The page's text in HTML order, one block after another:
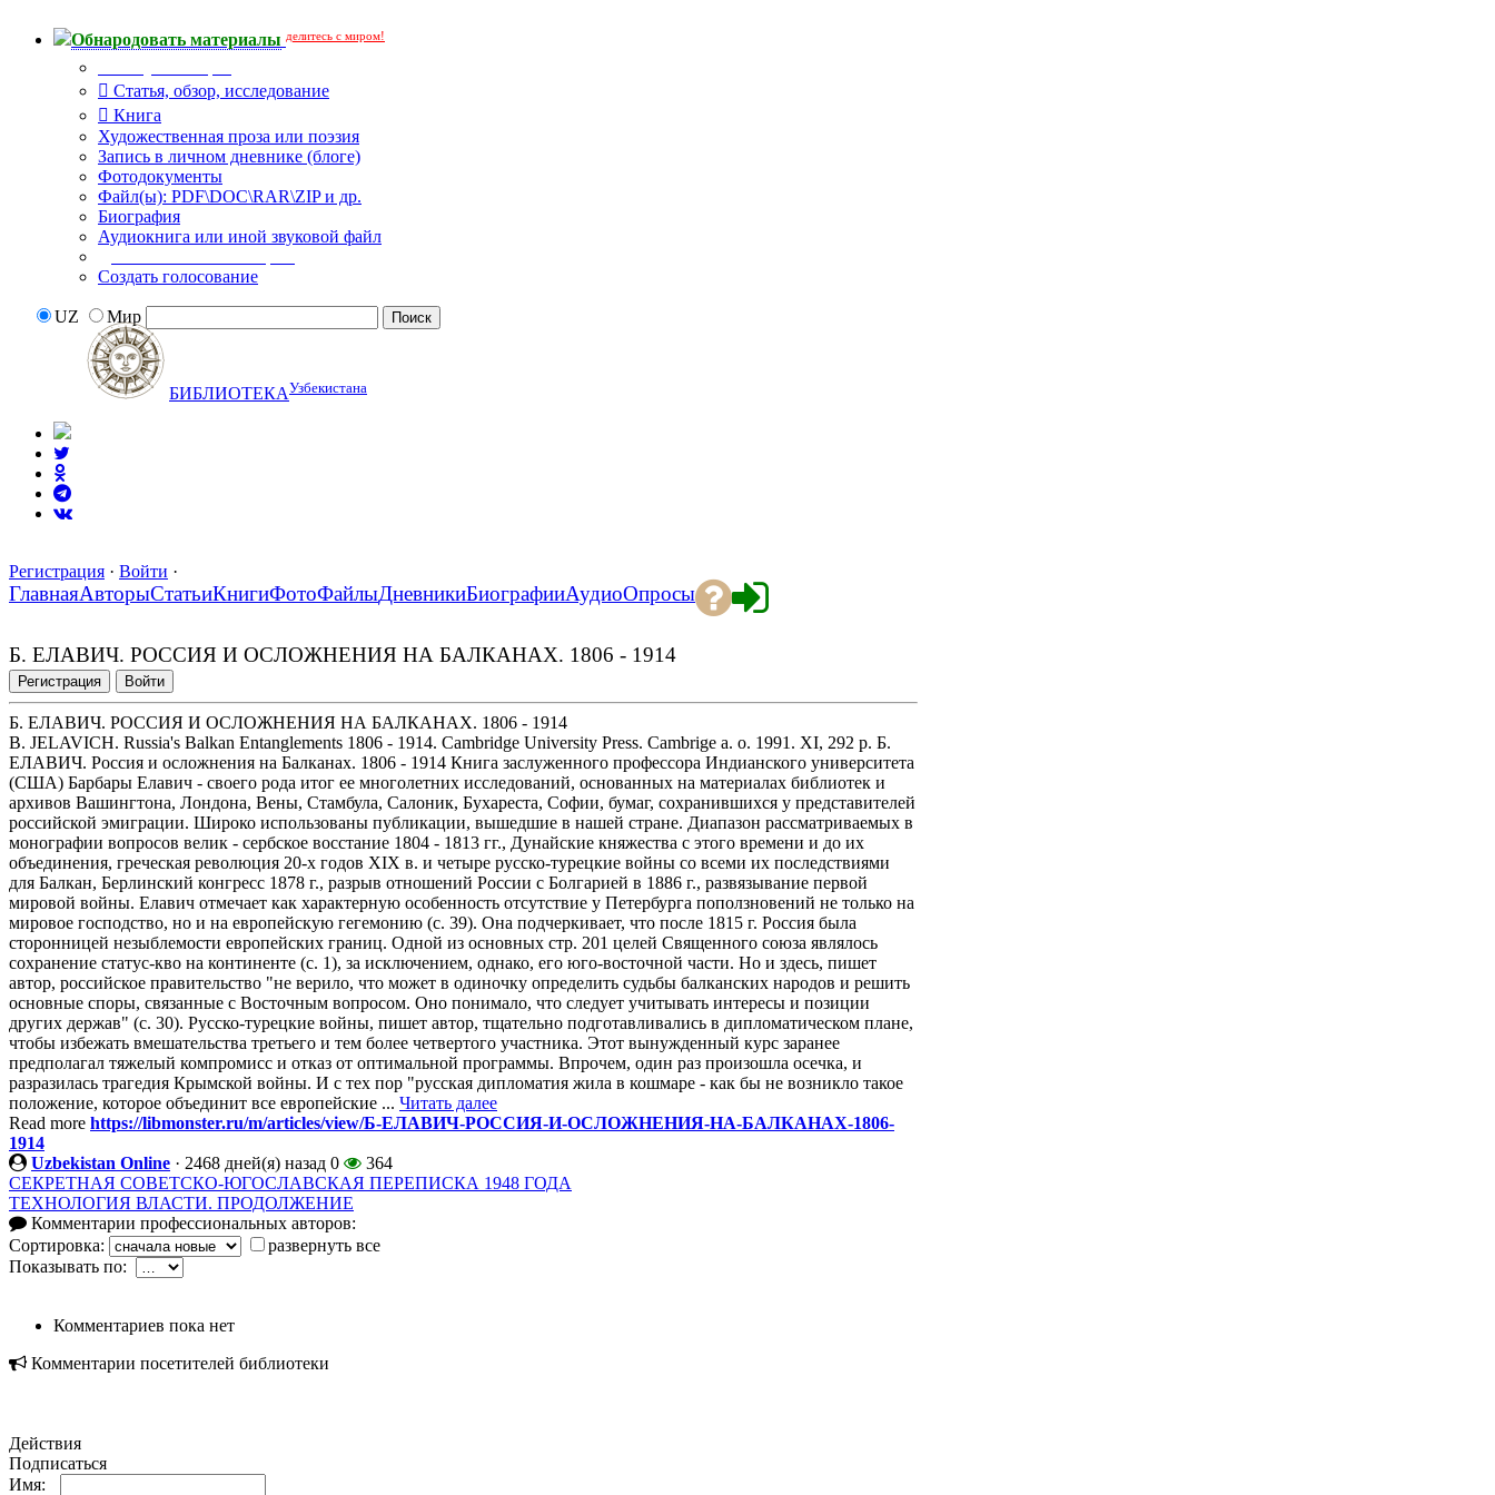
Обнародовать материалы делитесь с миром!
Статья, обзор, исследование
Книга
Художественная проза или поэзия
Запись в личном дневнике (блоге)
Фотодокументы
Файл(ы): PDF\DOC\RAR\ZIP и др.
Биография
Аудиокнига или иной звуковой файл
Создать голосование
UZ Мир
БИБЛИОТЕКАУзбекистана
Регистрация · Войти ·
ГлавнаяАвторыСтатьиКнигиФотоФайлыДневникиБиографииАудиоОпросы
Б. ЕЛАВИЧ. РОССИЯ И ОСЛОЖНЕНИЯ НА БАЛКАНАХ. 1806 - 1914
Регистрация Войти
Б. ЕЛАВИЧ. РОССИЯ И ОСЛОЖНЕНИЯ НА БАЛКАНАХ. 1806 - 1914
B. JELAVICH. Russia's Balkan Entanglements 1806 - 1914. Cambridge University Press. Cambrige a. o. 1991. XI, 292 p. Б.
ЕЛАВИЧ. Россия и осложнения на Балканах. 1806 - 1914 Книга заслуженного профессора Индианского университета
(США) Барбары Елавич - своего рода итог ее многолетних исследований, основанных на материалах библиотек и
архивов Вашингтона, Лондона, Вены, Стамбула, Салоник, Бухареста, Софии, бумаг, сохранившихся у представителей
российской эмиграции. Широко использованы публикации, вышедшие в нашей стране. Диапазон рассматриваемых в
монографии вопросов велик - сербское восстание 1804 - 1813 гг., Дунайские княжества с этого времени и до их
объединения, греческая революция 20-х годов XIX в. и четыре русско-турецкие войны со всеми их последствиями
для Балкан, Берлинский конгресс 1878 г., разрыв отношений России с Болгарией в 1886 г., развязывание первой
мировой войны. Елавич отмечает как характерную особенность отсутствие у Петербурга поползновений не только на
мировое господство, но и на европейскую гегемонию (с. 39). Она подчеркивает, что после 1815 г. Россия была
сторонницей незыблемости европейских границ. Одной из основных стр. 201 целей Священного союза являлось
сохранение статус-кво на континенте (с. 1), за исключением, однако, его юго-восточной части. Но и здесь, пишет
автор, российское правительство "не верило, что может в одиночку определить судьбы балканских народов и решить
основные споры, связанные с Восточным вопросом. Оно понимало, что следует учитывать интересы и позиции
других держав" (с. 30). Русско-турецкие войны, пишет автор, тщательно подготавливались в дипломатическом плане,
чтобы избежать вмешательства третьего и тем более четвертого участника. Этот вынужденный курс заранее
предполагал тяжелый компромисс и отказ от оптимальной программы. Впрочем, один раз произошла осечка, и
разразилась трагедия Крымской войны. И с тех пор "русская дипломатия жила в кошмаре - как бы не возникло такое
положение, которое объединит все европейские ... Читать далее
Read more https://libmonster.ru/m/articles/view/Б-ЕЛАВИЧ-РОССИЯ-И-ОСЛОЖНЕНИЯ-НА-БАЛКАНАХ-1806-
1914
Uzbekistan Online · 2468 дней(я) назад 0
364
СЕКРЕТНАЯ СОВЕТСКО-ЮГОСЛАВСКАЯ ПЕРЕПИСКА 1948 ГОДА
ТЕХНОЛОГИЯ ВЛАСТИ. ПРОДОЛЖЕНИЕ
Комментарии профессиональных авторов:
Сортировка:
развернуть все
Показывать по:
Комментариев пока нет
Комментарии посетителей библиотеки
Действия
Подписаться
Имя: